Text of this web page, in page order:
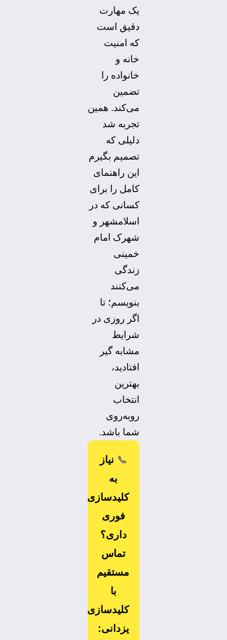
یک مهارت
دقیق است
که امنیت
خانه و
خانواده را
تضمین
می‌کند. همین
تجربه شد
دلیلی که
تصمیم بگیرم
این راهنمای
کامل را برای
کسانی که در
اسلامشهر و
شهرک امام
خمینی
زندگی
می‌کنند
بنویسم؛ تا
اگر روزی در
شرایط
مشابه گیر
افتادید،
بهترین
انتخاب
روبه‌روی
شما باشد.
📞 نیاز
به
کلیدسازی
فوری
داری؟
تماس
مستقیم
با
کلیدسازی
یزدانی: